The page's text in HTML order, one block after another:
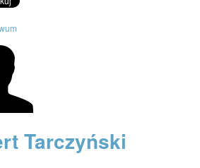
Tarczyński